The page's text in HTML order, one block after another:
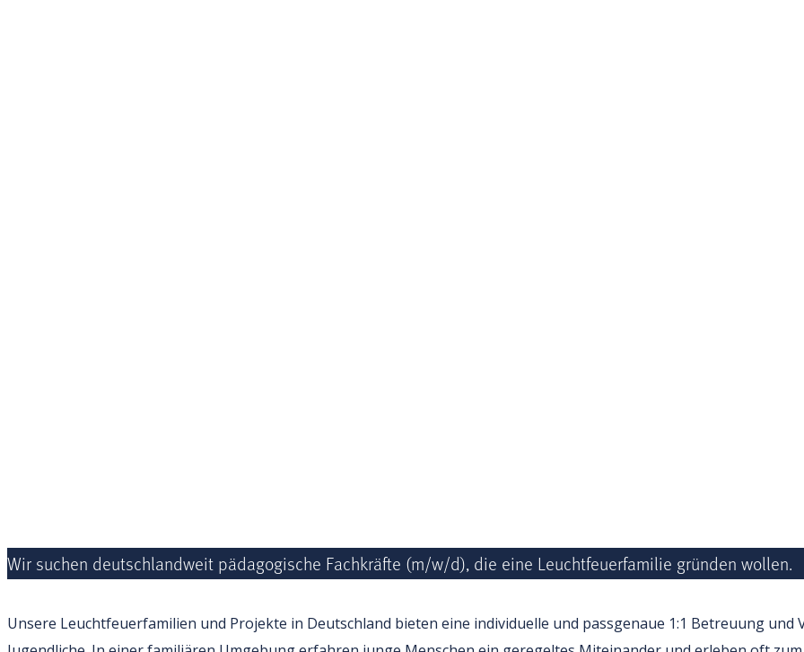
Wir suchen deutschlandweit pädagogische Fachkräfte (m/w/d), die eine Leuchtfeuerfamilie gründen wollen.
Unsere Leuchtfeuerfamilien und Projekte in Deutschland bieten eine individuelle und passgenaue 1:1 Betreuung